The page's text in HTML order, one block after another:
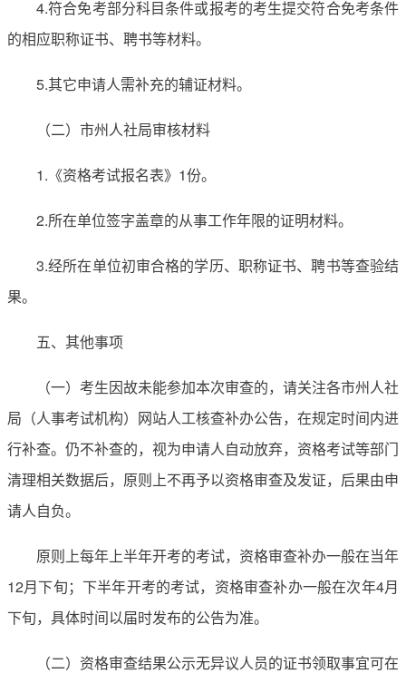
4.符合免考部分科目条件或报考的考生提交符合免考条件
的相应职称证书、聘书等材料。
5.其它申请人需补充的辅证材料。
（二）市州人社局审核材料
1.《资格考试报名表》1份。
2.所在单位签字盖章的从事工作年限的证明材料。
3.经所在单位初审合格的学历、职称证书、聘书等查验结
果。
五、其他事项
（一）考生因故未能参加本次审查的，请关注各市州人社
局（人事考试机构）网站人工核查补办公告，在规定时间内进
行补查。仍不补查的，视为申请人自动放弃，资格考试等部门
清理相关数据后，原则上不再予以资格审查及发证，后果由申
请人自负。
原则上每年上半年开考的考试，资格审查补办一般在当年
12月下旬；下半年开考的考试，资格审查补办一般在次年4月
下旬，具体时间以届时发布的公告为准。
（二）资格审查结果公示无异议人员的证书领取事宜可在